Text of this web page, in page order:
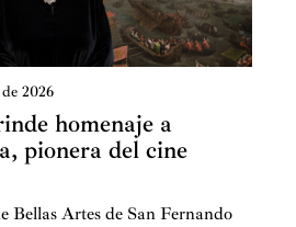
2026
homenaje a
pionera del cine
Bellas Artes de San Fernando